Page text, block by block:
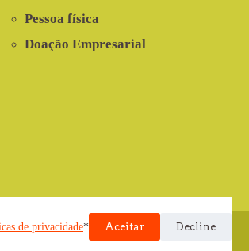
de privacidade* Aceitar Decline
Pessoa física
Doação Empresarial
EITA